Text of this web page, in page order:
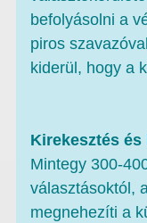
befolyásolni a
piros
kiderül, hogy a
Kirekesztés
Mintegy 300-
választásoktól,
megnehezíti a